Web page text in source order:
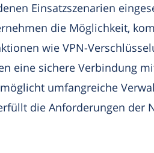
Einsatzszenarien
die Möglichkeit,
wie VPN-
eine sichere Verbindung
umfangreiche
die Anforderungen der